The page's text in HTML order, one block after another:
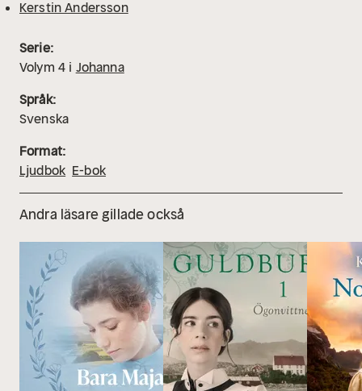
Kerstin Andersson
Serie:
Volym 4 i Johanna
Språk:
Svenska
Format:
Ljudbok E-bok
Andra läsare gillade också